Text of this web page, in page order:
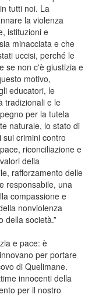
tutti noi. La
la violenza
istituzioni e
minacciata e che
uccisi, perché le
se non c'è giustizia e
motivo,
educatori, le
tradizionali e le
per la tutela
naturale, lo stato di
crimini contro
riconciliazione e
della
rafforzamento delle
responsabile, una
compassione e
nonviolenza
della società.”
e pace: è
per portare
di Quelimane.
innocenti della
per il nostro